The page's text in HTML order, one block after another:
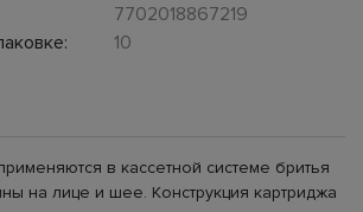
7702018867219
10
в кассетной системе бритья
на лице и шее. Конструкция картриджа